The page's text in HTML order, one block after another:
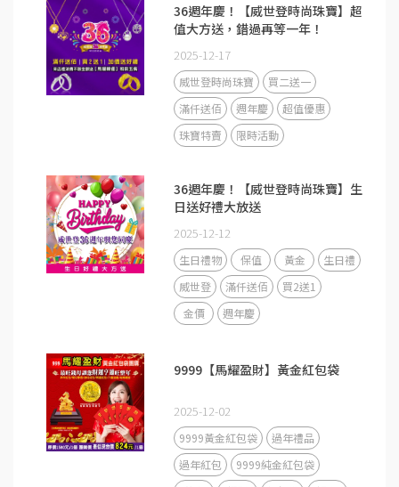
36週年慶！【威世登時尚珠寶】超
值大方送，錯過再等一年！
2025-12-17
威世登時尚珠寶
買二送一
滿仟送佰
週年慶
超值優惠
珠寶特賣
限時活動
36週年慶！【威世登時尚珠寶】生
日送好禮大放送
2025-12-12
生日禮物 保值 黃金
生日禮
威世登
滿仟送佰
買2送1
金價
週年慶
9999【馬耀盈財】黃金紅包袋
2025-12-02
9999黃金紅包袋
過年禮品
過年紅包
9999純金紅包袋